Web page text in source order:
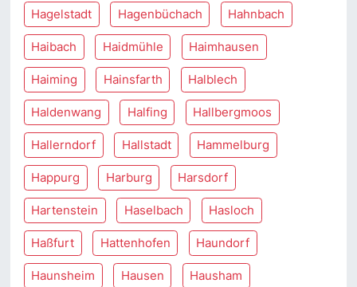
Hagelstadt Hagenbüchach Hahnbach
Haibach Haidmühle Haimhausen
Haiming Hainsfarth Halblech
Haldenwang Halfing Hallbergmoos
Hallerndorf Hallstadt Hammelburg
Happurg Harburg Harsdorf
Hartenstein Haselbach Hasloch
Haßfurt Hattenhofen Haundorf
Haunsheim Hausen Hausham